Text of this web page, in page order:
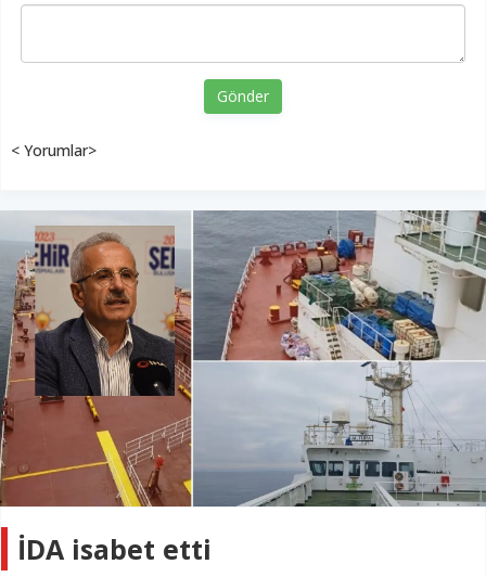
Gönder
< Yorumlar>
İDA isabet etti